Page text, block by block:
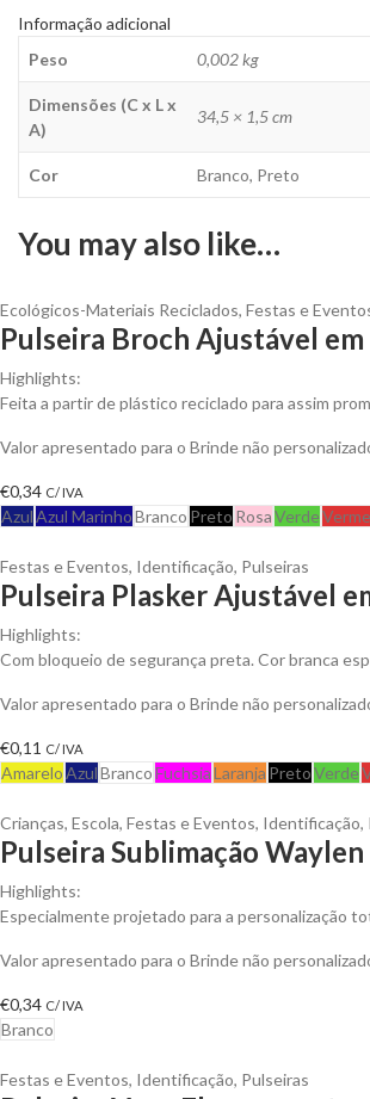
Informação adicional
Peso
0,002 kg
Dimensões (C x L x
A)
34,5 × 1,5 cm
Cor Branco, Preto
You may also like…
Ecológicos-Materiais Reciclados, Festas e
Pulseira Broch Ajustável
Highlights:
Feita a partir de plástico reciclado para assim
Valor apresentado para o Brinde não
€0,34 C/ IVA
AzulAzul MarinhoBranco Preto RosaVerde
Festas e Eventos, Identificação, Pulseiras
Pulseira Plasker Ajustável
Highlights:
Com bloqueio de segurança preta. Cor branca
Valor apresentado para o Brinde não
€0,11 C/ IVA
AmareloAzulBrancoFuchsiaLaranja PretoVerde
Crianças, Escola, Festas e Eventos, Identificação,
Pulseira Sublimação
Highlights:
Especialmente projetado para a personalização
Valor apresentado para o Brinde não
€0,34 C/ IVA
Branco
Festas e Eventos, Identificação, Pulseiras